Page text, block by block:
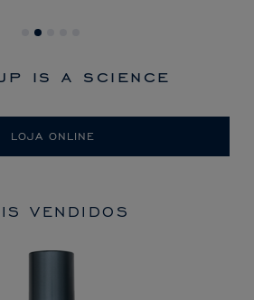
is a science
LOJA ONLINE
VENDIDOS